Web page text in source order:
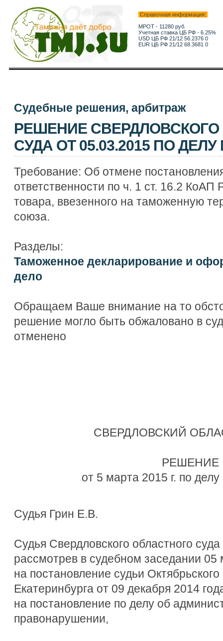
Справочная информация:
МРОТ - 11280 руб.
Учетная ставка ЦБ РФ - 6.25%
USD ЦБ РФ 21/12 56.2376 0
EUR ЦБ РФ 21/12 68.3681 0
Судебные решения, арбитраж
РЕШЕНИЕ
СУДА ОТ 05.03.2015 ПО ДЕЛУ
Требование: Об отмене
ответственности по ч. 1 ст. 16.2
товара, ввезенного на таможенную
союза.
Разделы:
Таможенное декларирование и
дело
Обращаем Ваше внимание на то
решение могло быть обжаловано в
отменено
СВЕРДЛОВСКИЙ
РЕШЕНИЕ
от 5 марта 2015 г. по
Судья Грин Е.В.
Судья Свердловского областного
рассмотрев в судебном заседании 05
на постановление судьи Октябрьского
Екатеринбурга от 09 декабря 2014
на постановление по делу об
правонарушении,